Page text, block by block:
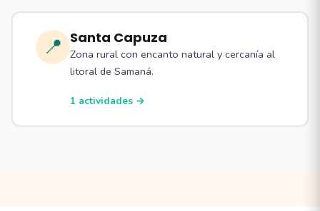
📍 Santa Capuza
Zona rural con encanto natural y cercanía al
litoral de Samaná.
1 actividades →